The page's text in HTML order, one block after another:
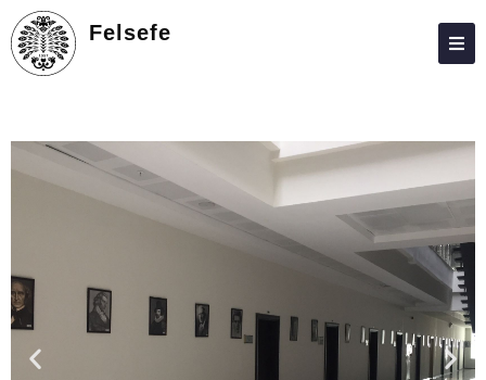
Felsefe
KIŞILER
LISANS
TOPLUMA KATKI
ADAY ÖĞRENCILER